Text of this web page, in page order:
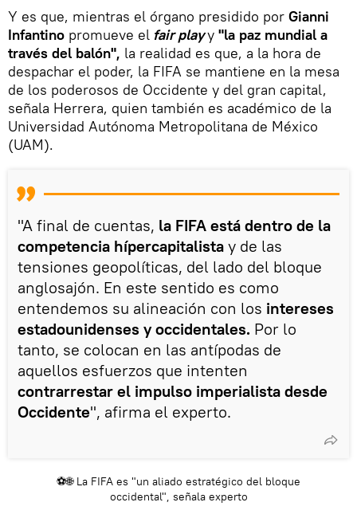
Y es que, mientras el órgano presidido por Gianni
Infantino promueve el fair playy "la paz mundial a
través del balón", la realidad es que, a la hora de
despachar el poder, la FIFA se mantiene en la mesa
de los poderosos de Occidente y del gran capital,
señala Herrera, quien también es académico de la
Universidad Autónoma Metropolitana de México
(UAM).
"A final de cuentas, la FIFA está dentro de la
competencia hípercapitalista y de las
tensiones geopolíticas, del lado del bloque
anglosajón. En este sentido es como
entendemos su alineación con los intereses
estadounidenses y occidentales. Por lo
tanto, se colocan en las antípodas de
aquellos esfuerzos que intenten
contrarrestar el impulso imperialista desde
Occidente", afirma el experto.
⚽️🌐 La FIFA es "un aliado estratégico del bloque
occidental", señala experto